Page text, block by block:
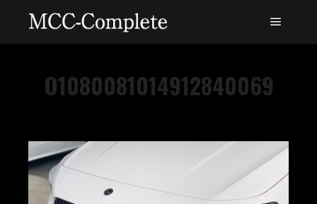
O1080081014912840069